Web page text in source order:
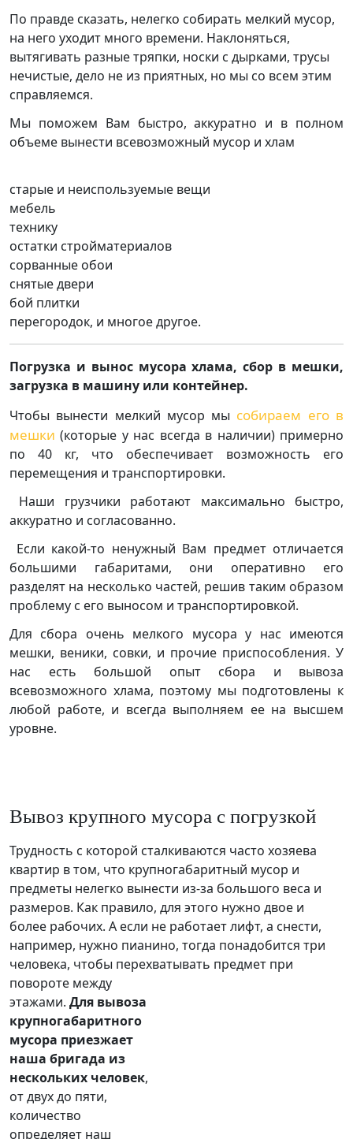
По правде сказать, нелегко собирать мелкий мусор,
на него уходит много времени. Наклоняться,
вытягивать разные тряпки, носки с дырками, трусы
нечистые, дело не из приятных, но мы со всем этим
справляемся.
Мы поможем Вам быстро, аккуратно и в полном
объеме вынести всевозможный мусор и хлам
старые и неиспользуемые вещи
мебель
технику
остатки стройматериалов
сорванные обои
снятые двери
бой плитки
перегородок, и многое другое.
Погрузка и вынос мусора хлама,сбор в мешки,
загрузка в машину или контейнер.
Чтобы вынести мелкий мусор мы собираем его в
мешки (которые у нас всегда в наличии) примерно
по 40 кг, что обеспечивает возможность его
перемещения и транспортировки.
Наши грузчики работают максимально быстро,
аккуратно и согласованно.
Если какой-то ненужный Вам предмет отличается
большими габаритами, они оперативно его
разделят на несколько частей, решив таким образом
проблему с его выносом и транспортировкой.
Для сбора очень мелкого мусора у нас имеются
мешки, веники, совки, и прочие приспособления. У
нас есть большой опыт сбора и вывоза
всевозможного хлама, поэтому мы подготовлены к
любой работе, и всегда выполняем ее на высшем
уровне.
Вывоз крупного мусора с погрузкой
Трудность с которой сталкиваются часто хозяева
квартир в том, что крупногабаритный мусор и
предметы нелегко вынести из-за большого веса и
размеров. Как правило, для этого нужно двое и
более рабочих. А если не работает лифт, а снести,
например, нужно пианино, тогда понадобится три
человека, чтобы перехватывать предмет при
повороте между
этажами. Для вывоза
крупногабаритного
мусора приезжает
наша бригада из
нескольких человек,
от двух до пяти,
количество
определяет наш